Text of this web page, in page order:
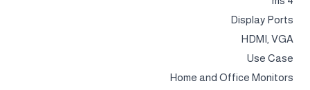
Display Ports
HDMI, VGA
Use Case
Home and Office Monitors